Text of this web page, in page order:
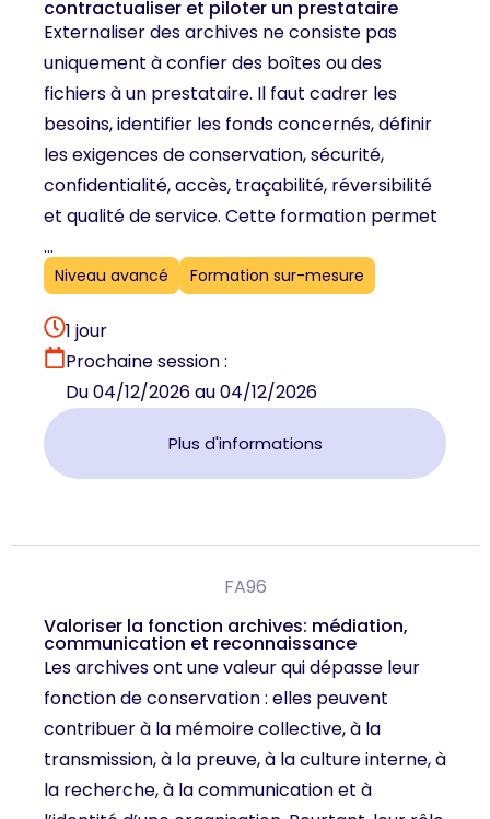
contractualiser et piloter un prestataire
Externaliser des archives ne consiste pas
uniquement à confier des boîtes ou des
fichiers à un prestataire. Il faut cadrer les
besoins, identifier les fonds concernés, définir
les exigences de conservation, sécurité,
confidentialité, accès, traçabilité, réversibilité
et qualité de service. Cette formation permet
...
Niveau avancé Formation sur-mesure
1 jour
Prochaine session :
Du 04/12/2026 au 04/12/2026
Plus d'informations
FA96
Valoriser la fonction archives: médiation,
communication et reconnaissance
Les archives ont une valeur qui dépasse leur
fonction de conservation : elles peuvent
contribuer à la mémoire collective, à la
transmission, à la preuve, à la culture interne, à
la recherche, à la communication et à